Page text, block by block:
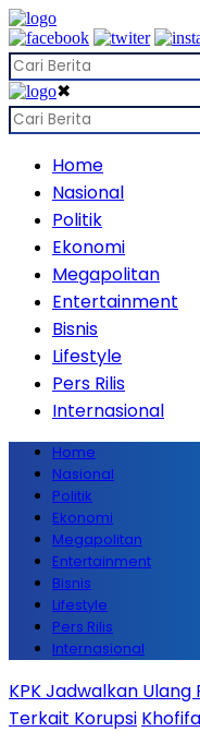
✖
Home
Nasional
Politik
Ekonomi
Megapolitan
Entertainment
Bisnis
Lifestyle
Pers Rilis
Internasional
Home
Nasional
Politik
Ekonomi
Megapolitan
Entertainment
Bisnis
Lifestyle
Pers Rilis
Internasional
KPK Jadwalkan
Terkait Korupsi